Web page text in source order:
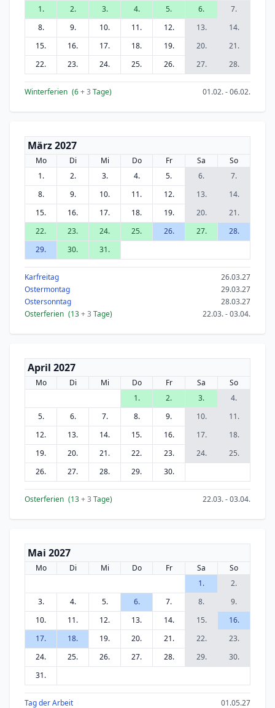
1.
2. 3. 4. 5. 6.
7.
8.
9. 10. 11. 12. 13.
14.
15.
16. 17. 18. 19. 20.
21.
22.
23. 24. 25. 26. 27. 28.
Winterferien (6+ 3 Tage) 01.02. - 06.02.
März 2027
Mo Di Mi Do Fr Sa
So
1.
2. 3. 4. 5. 6.
7.
8.
9. 10. 11. 12. 13.
14.
15.
16. 17. 18. 19. 20.
21.
22.
23. 24. 25. 26. 27.
28.
29.
30. 31.
Karfreitag
26.03.27
Ostermontag
29.03.27
Ostersonntag
28.03.27
Osterferien (13+ 3 Tage) 22.03. - 03.04.
April 2027
Mo Di Mi Do Fr Sa
So
1.
2. 3.
4.
5.
6. 7. 8. 9. 10.
11.
12.
13. 14. 15. 16. 17.
18.
19.
20. 21. 22. 23. 24.
25.
26.
27. 28. 29. 30.
Osterferien (13+ 3 Tage) 22.03. - 03.04.
Mai 2027
Mo Di Mi Do Fr Sa
So
1.
2.
3.
4. 5. 6. 7. 8.
9.
10.
11. 12. 13. 14. 15.
16.
17.
18. 19. 20. 21. 22.
23.
24.
25. 26. 27. 28. 29.
30.
31.
Tag der Arbeit 01.05.27